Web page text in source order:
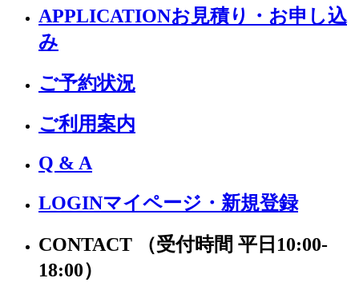
APPLICATIONお見積り・お申し込
み
ご予約状況
ご利用案内
Q & A
LOGINマイページ・新規登録
CONTACT
（受付時間 平日10:00-
18:00）